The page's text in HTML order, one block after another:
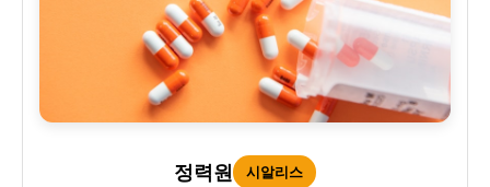
정력원 시알리스